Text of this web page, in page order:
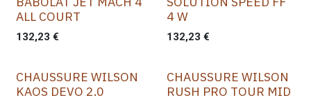
ALL COURT
132,23 €
4 W
132,23 €
CHAUSSURE WILSON
KAOS DEVO 2.0
CHAUSSURE WILSON
RUSH PRO TOUR MID